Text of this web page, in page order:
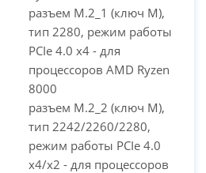
разъем M.2_1 (ключ M),
тип 2280, режим работы
PCIe 4.0 x4 - для
процессоров AMD Ryzen
8000
разъем M.2_2 (ключ M),
тип 2242/2260/2280,
режим работы PCIe 4.0
x4/x2 - для процессоров